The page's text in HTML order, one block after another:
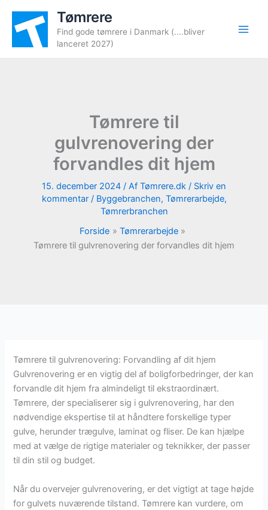
indholdet
Tømrere
Find gode tømrere i Danmark (....bliver
lanceret 2027)
Tømrere til
gulvrenovering der
forvandles dit hjem
15. december 2024 / Af Tømrere.dk / Skriv en
kommentar / Byggebranchen, Tømrerarbejde,
Tømrerbranchen
Forside
Tømrerarbejde
Tømrere til gulvrenovering der forvandles dit hjem
Tømrere til gulvrenovering: Forvandling af dit hjem
Gulvrenovering er en vigtig del af boligforbedringer, der kan
forvandle dit hjem fra almindeligt til ekstraordinært.
Tømrere, der specialiserer sig i gulvrenovering, har den
nødvendige ekspertise til at håndtere forskellige typer
gulve, herunder trægulve, laminat og fliser. De kan hjælpe
med at vælge de rigtige materialer og teknikker, der passer
til din stil og budget.
Når du overvejer gulvrenovering, er det vigtigt at tage højde
for gulvets nuværende tilstand. Tømrere kan vurdere, om